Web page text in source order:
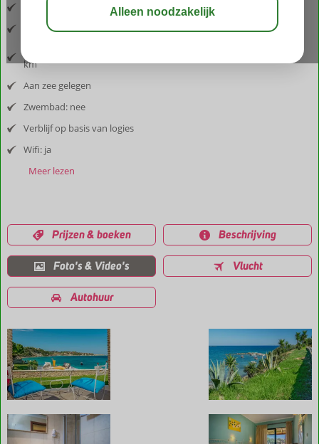
Inclusief vlucht en huurauto
Afstand luchthaven: 17 km
km
Aan zee gelegen
Zwembad: nee
Verblijf op basis van logies
Wifi: ja
Meer lezen
Prijzen & boeken Beschrijving
Foto's & Video's Vlucht
Autohuur